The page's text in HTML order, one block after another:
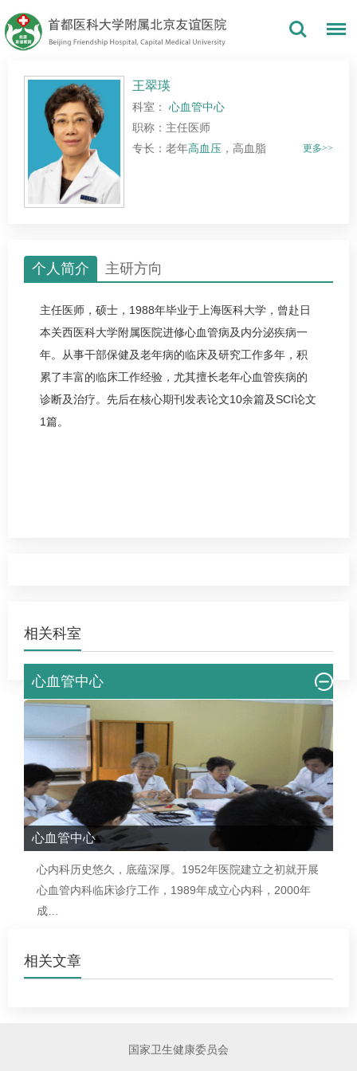
王翠瑛
科室： 心血管中心
职称：主任医师
专长：老年高血压 ，高血脂 更多>>
个人简介 主研方向
主任医师，硕士，1988年毕业于上海医科大学，曾赴日
本关西医科大学附属医院进修心血管病及内分泌疾病一
年。从事干部保健及老年病的临床及研究工作多年，积
累了丰富的临床工作经验，尤其擅长老年心血管疾病的
诊断及治疗。先后在核心期刊发表论文10余篇及SCI论文
1篇。
相关科室
心血管中心
心血管中心
心内科历史悠久，底蕴深厚。1952年医院建立之初就开展
心血管内科临床诊疗工作，1989年成立心内科，2000年
成…
相关文章
国家卫生健康委员会